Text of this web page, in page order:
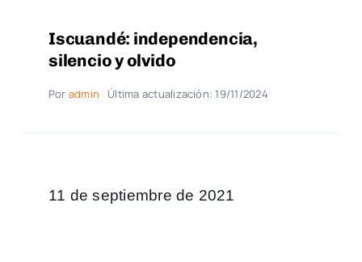
Iscuandé: independencia,
silencio y olvido
Por admin Última actualización: 19/11/2024
11 de septiembre de 2021